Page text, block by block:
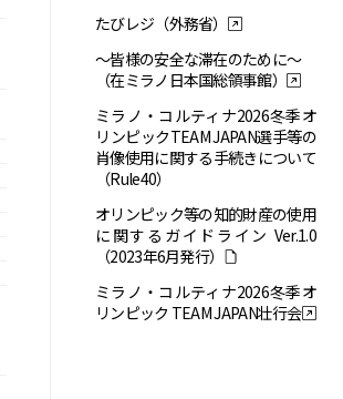
たびレジ（外務省）
～皆様の安全な滞在のために～
（在ミラノ日本国総領事館）
ミラノ・コルティナ2026冬季オ
リンピックTEAM JAPAN選手等の
肖像使用に関する手続きについて
（Rule40）
オリンピック等の知的財産の使用
に関するガイドライン Ver.1.0
（2023年6月発行）
ミラノ・コルティナ2026冬季オ
リンピック TEAM JAPAN壮行会